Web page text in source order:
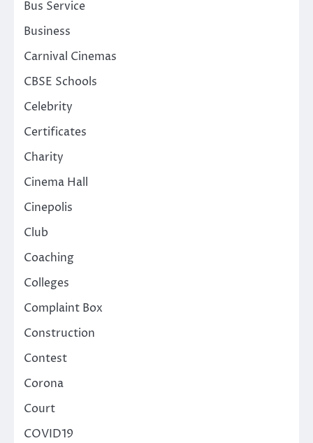
Bus Service
Business
Carnival Cinemas
CBSE Schools
Celebrity
Certificates
Charity
Cinema Hall
Cinepolis
Club
Coaching
Colleges
Complaint Box
Construction
Contest
Corona
Court
COVID19